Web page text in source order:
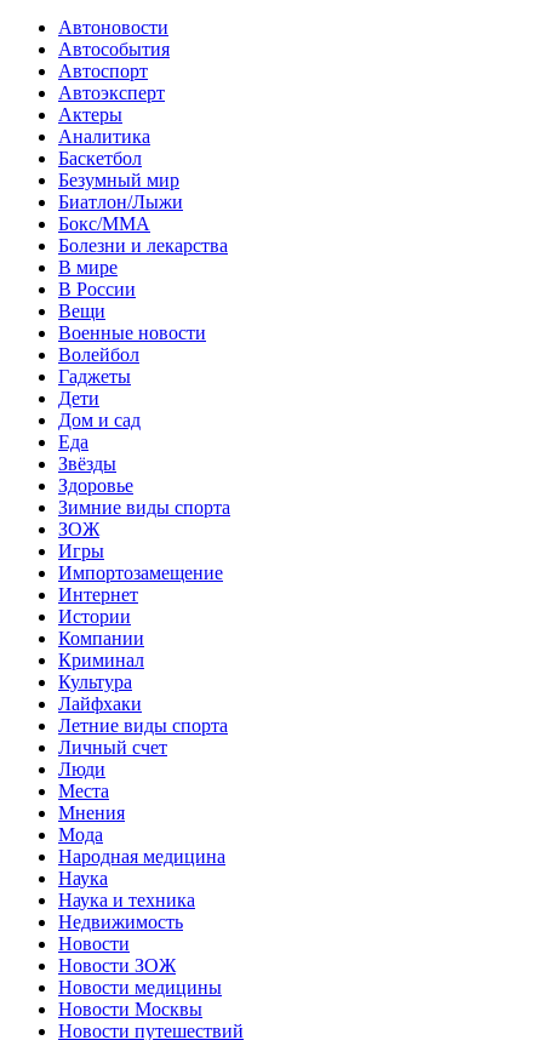
Автоновости
Автособытия
Автоспорт
Автоэксперт
Актеры
Аналитика
Баскетбол
Безумный мир
Биатлон/Лыжи
Бокс/MMA
Болезни и лекарства
В мире
В России
Вещи
Военные новости
Волейбол
Гаджеты
Дети
Дом и сад
Еда
Звёзды
Здоровье
Зимние виды спорта
ЗОЖ
Игры
Импортозамещение
Интернет
Истории
Компании
Криминал
Культура
Лайфхаки
Летние виды спорта
Личный счет
Люди
Места
Мнения
Мода
Народная медицина
Наука
Наука и техника
Недвижимость
Новости
Новости ЗОЖ
Новости медицины
Новости Москвы
Новости путешествий